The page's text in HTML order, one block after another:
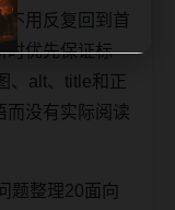
不用反复回到首
时优先保证标
、alt、title和正
而没有实际阅读
题整理20面向